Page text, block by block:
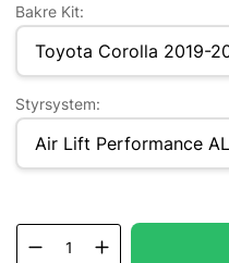
Bakre Kit:
Styrsystem: